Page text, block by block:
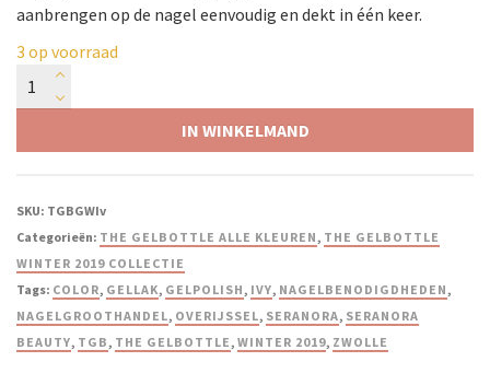
aanbrengen op de nagel eenvoudig en dekt in één keer.
3 op voorraad
IN WINKELMAND
SKU: TGBGWIv
Categorieën: THE GELBOTTLE ALLE KLEUREN, THE GELBOTTLE
WINTER 2019 COLLECTIE
Tags: COLOR, GELLAK, GELPOLISH, IVY, NAGELBENODIGDHEDEN,
NAGELGROOTHANDEL, OVERIJSSEL, SERANORA, SERANORA
BEAUTY, TGB, THE GELBOTTLE, WINTER 2019, ZWOLLE